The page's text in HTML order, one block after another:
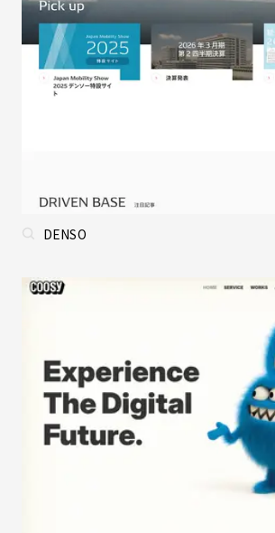
DENSO